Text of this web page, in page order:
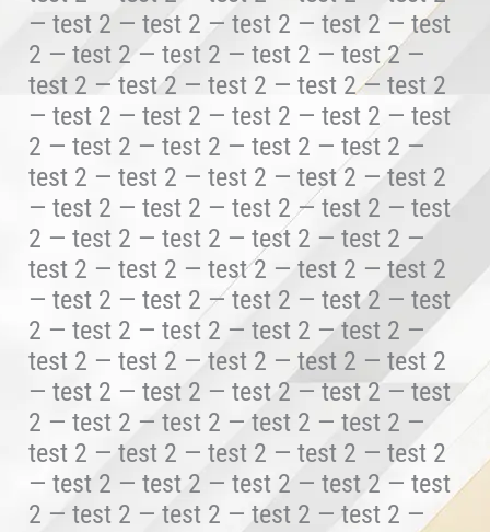
— test 2 — test 2 — test 2 — test 2 — test
2 — test 2 — test 2 — test 2 — test 2 —
test 2 — test 2 — test 2 — test 2 — test 2
— test 2 — test 2 — test 2 — test 2 — test
2 — test 2 — test 2 — test 2 — test 2 —
test 2 — test 2 — test 2 — test 2 — test 2
— test 2 — test 2 — test 2 — test 2 — test
2 — test 2 — test 2 — test 2 — test 2 —
test 2 — test 2 — test 2 — test 2 — test 2
— test 2 — test 2 — test 2 — test 2 — test
2 — test 2 — test 2 — test 2 — test 2 —
test 2 — test 2 — test 2 — test 2 — test 2
— test 2 — test 2 — test 2 — test 2 — test
2 — test 2 — test 2 — test 2 — test 2 —
test 2 — test 2 — test 2 — test 2 — test 2
— test 2 — test 2 — test 2 — test 2 — test
2 — test 2 — test 2 — test 2 — test 2 —